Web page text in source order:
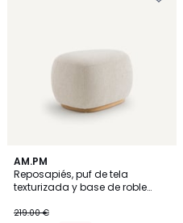
AM.PM
Reposapiés, puf de tela
texturizada y base de roble
219.00 €
5
/
5